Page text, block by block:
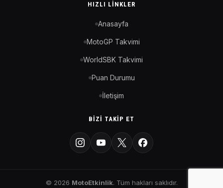
HIZLI LINKLER
Anasayfa
MotoGP Takvimi
WorldSBK Takvimi
Puan Durumu
İletişim
BIZI TAKIP ET
© 2026 MotoEtkinlik. Tüm hakları saklıdır.